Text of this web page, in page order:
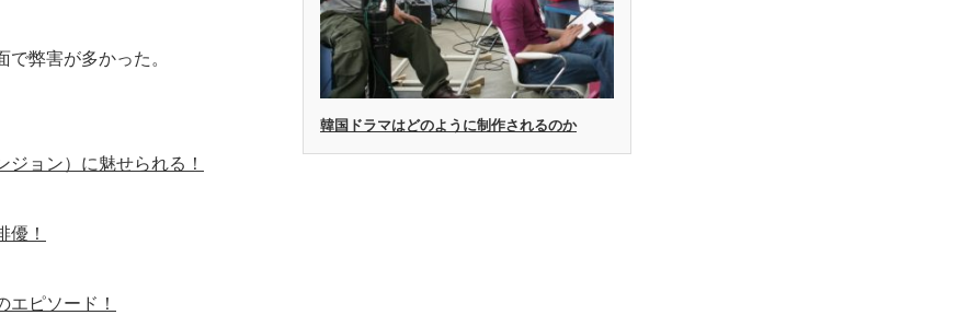
弊害が多かった。
ョン）に魅せられる！
優！
ピソード！
韓国ドラマはどのように制作されるのか